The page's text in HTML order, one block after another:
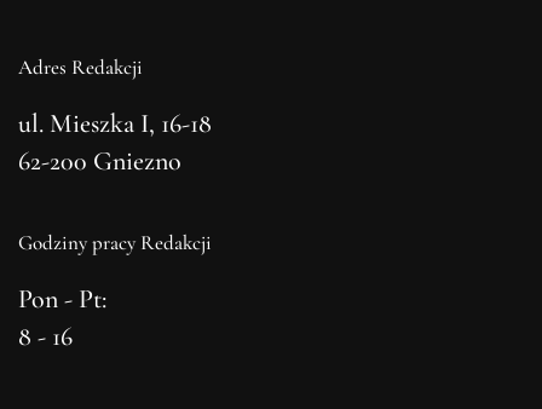
Adres Redakcji
ul. Mieszka I, 16-18
62-200 Gniezno
Godziny pracy Redakcji
Pon - Pt:
8 - 16